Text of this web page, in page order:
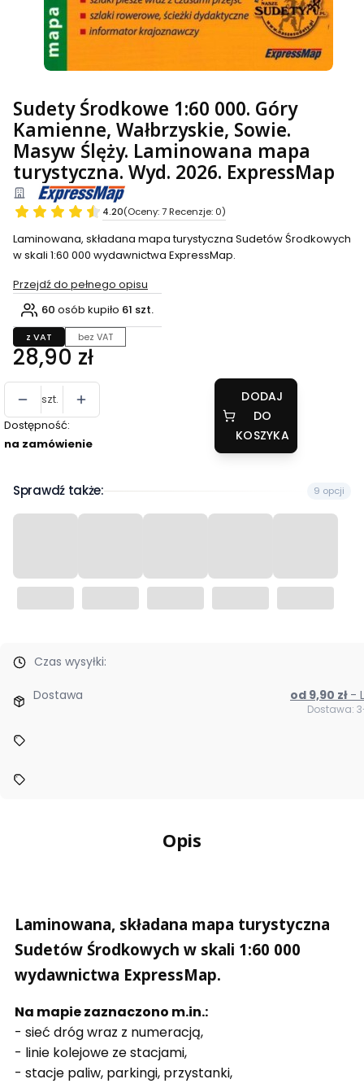
Sudety Środkowe 1:60 000. Góry
Kamienne, Wałbrzyskie, Sowie.
Masyw Ślęży. Laminowana mapa
turystyczna. Wyd. 2026. ExpressMap
4.20(Oceny: 7 Recenzje: 0)
Laminowana, składana mapa turystyczna Sudetów Środkowych
w skali 1:60 000 wydawnictwa ExpressMap.
Przejdź do pełnego opisu
60 osób kupiło 61 szt.
z VAT bez VAT
Cena
28,90 zł
szt.
Dostępność:
na zamówienie
DODAJ
DO
KOSZYKA
Sprawdź także: 9 opcji
Czas wysyłki:
Dostawa od 9,90 zł
Dostawa:
Opis
Laminowana, składana mapa turystyczna
Sudetów Środkowych w skali 1:60 000
wydawnictwa ExpressMap.
Na mapie zaznaczono m.in.:
- sieć dróg wraz z numeracją,
- linie kolejowe ze stacjami,
- stacje paliw, parkingi, przystanki,